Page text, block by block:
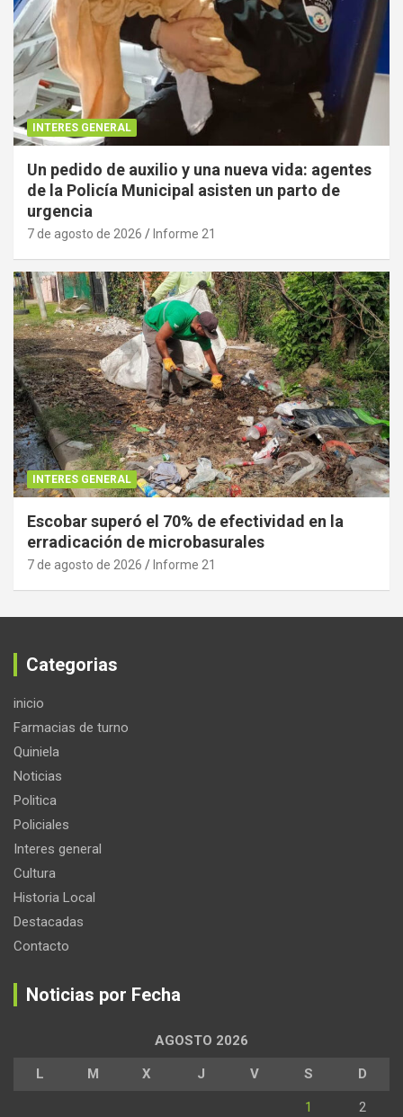
INTERES GENERAL
Un pedido de auxilio y una nueva vida: agentes
de la Policía Municipal asisten un parto de
urgencia
7 de agosto de 2026 Informe 21
INTERES GENERAL
Escobar superó el 70% de efectividad en la
erradicación de microbasurales
7 de agosto de 2026 Informe 21
Categorias
inicio
Farmacias de turno
Quiniela
Noticias
Politica
Policiales
Interes general
Cultura
Historia Local
Destacadas
Contacto
Noticias por Fecha
AGOSTO 2026
L M X J V S D
1 2